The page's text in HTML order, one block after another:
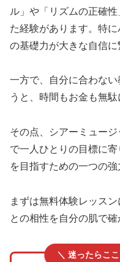
ル」や「リズムの正確
た経験があります。特
の基礎力が大きな自信に
一方で、自分に合わな
うと、時間もお金も無駄
その点、シアーミュー
で一人ひとりの目標に
を目指すための一つの強
まずは無料体験レッス
との相性を自分の肌で確
＼ 迷ったらこ